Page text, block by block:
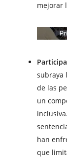
mejorar
subraya
de las
un
han
que